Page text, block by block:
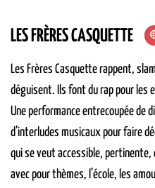
LES FRÈRES CASQUETTE
Les Frères Casquette rappent,
déguisent. Ils font du rap pour les
Une performance entrecoupée de
d’interludes musicaux pour faire
qui se veut accessible,
avec pour thèmes, l’école, les